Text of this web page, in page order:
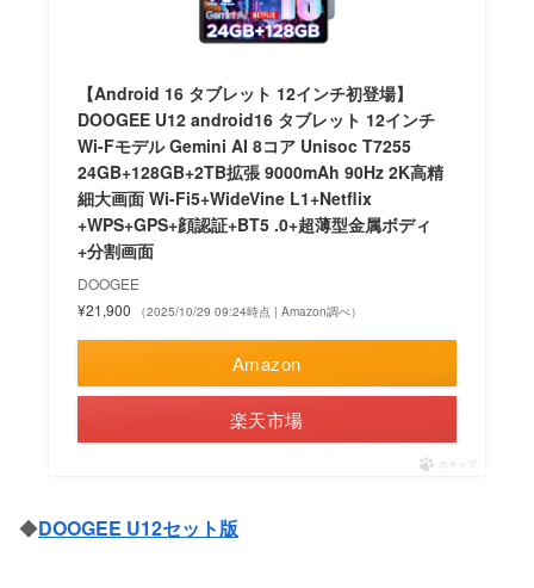
【Android 16 タブレット 12インチ初登場】
DOOGEE U12 android16 タブレット 12インチ
Wi-Fモデル Gemini AI 8コア Unisoc T7255
24GB+128GB+2TB拡張 9000mAh 90Hz 2K高精
細大画面 Wi-Fi5+WideVine L1+Netflix
+WPS+GPS+顔認証+BT5 .0+超薄型金属ボディ
+分割画面
DOOGEE
¥21,900
（2025/10/29 09:24時点 | Amazon調べ）
Amazon
楽天市場
ポチップ
◆DOOGEE U12セット版